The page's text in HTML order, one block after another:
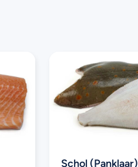
Schol (Panklaar)